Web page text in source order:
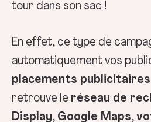
tour dans son sac !
En effet, ce type de
automatiquement vos
placements
retrouve le réseau de
Display, Google Maps,